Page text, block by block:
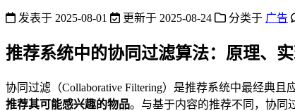
发表于 2025-08-01 更新于 2025-08-24 分类于 广告
推荐系统中的协同过滤算法：原理、
协同过滤（Collaborative Filtering）是推荐系统中最经典
推荐其可能感兴趣的物品。与基于内容的推荐不同，协同